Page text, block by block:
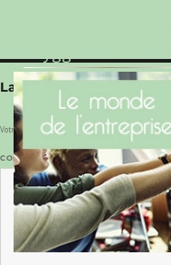
Laisser un commentaire
Votre adresse e-mail ne sera pas publiée. Les
COMMENTAIRE